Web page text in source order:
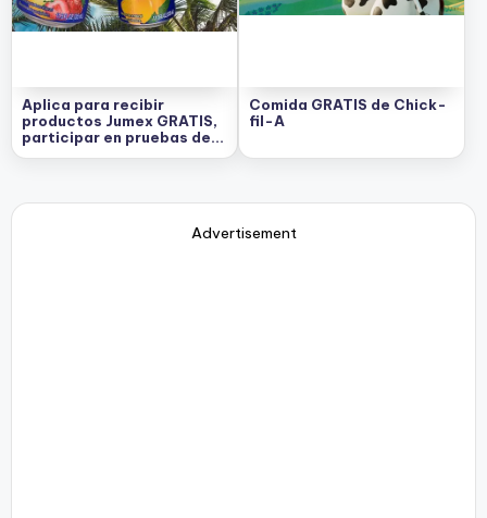
Aplica para recibir
productos Jumex GRATIS,
participar en pruebas de
Comida GRATIS de Chick-
fil-A
Advertisement